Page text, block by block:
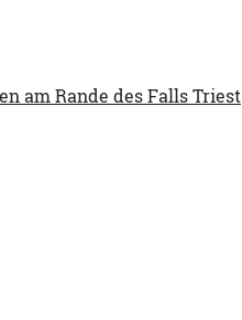
am Rande des Falls Triest